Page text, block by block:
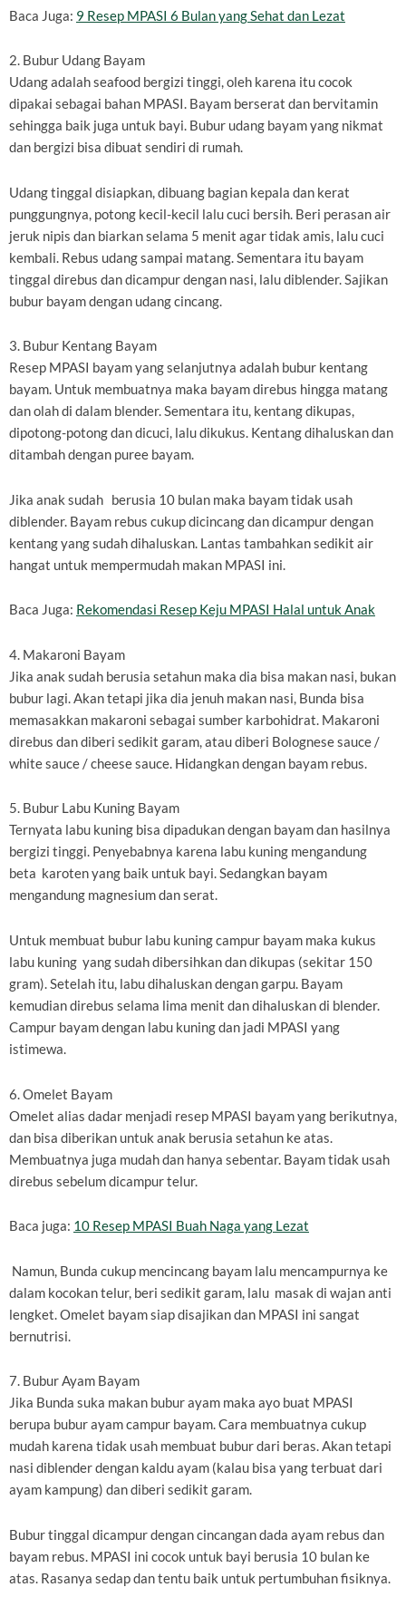
Baca Juga: 9 Resep MPASI 6 Bulan yang Sehat dan Lezat
2. Bubur Udang Bayam
Udang adalah seafood bergizi tinggi, oleh karena itu cocok
dipakai sebagai bahan MPASI. Bayam berserat dan bervitamin
sehingga baik juga untuk bayi. Bubur udang bayam yang nikmat
dan bergizi bisa dibuat sendiri di rumah.
Udang tinggal disiapkan, dibuang bagian kepala dan kerat
punggungnya, potong kecil-kecil lalu cuci bersih. Beri perasan air
jeruk nipis dan biarkan selama 5 menit agar tidak amis, lalu cuci
kembali. Rebus udang sampai matang. Sementara itu bayam
tinggal direbus dan dicampur dengan nasi, lalu diblender. Sajikan
bubur bayam dengan udang cincang.
3. Bubur Kentang Bayam
Resep MPASI bayam yang selanjutnya adalah bubur kentang
bayam. Untuk membuatnya maka bayam direbus hingga matang
dan olah di dalam blender. Sementara itu, kentang dikupas,
dipotong-potong dan dicuci, lalu dikukus. Kentang dihaluskan dan
ditambah dengan puree bayam.
Jika anak sudah berusia 10 bulan maka bayam tidak usah
diblender. Bayam rebus cukup dicincang dan dicampur dengan
kentang yang sudah dihaluskan. Lantas tambahkan sedikit air
hangat untuk mempermudah makan MPASI ini.
Baca Juga: Rekomendasi Resep Keju MPASI Halal untuk Anak
4. Makaroni Bayam
Jika anak sudah berusia setahun maka dia bisa makan nasi, bukan
bubur lagi. Akan tetapi jika dia jenuh makan nasi, Bunda bisa
memasakkan makaroni sebagai sumber karbohidrat. Makaroni
direbus dan diberi sedikit garam, atau diberi Bolognese sauce /
white sauce / cheese sauce. Hidangkan dengan bayam rebus.
5. Bubur Labu Kuning Bayam
Ternyata labu kuning bisa dipadukan dengan bayam dan hasilnya
bergizi tinggi. Penyebabnya karena labu kuning mengandung
beta karoten yang baik untuk bayi. Sedangkan bayam
mengandung magnesium dan serat.
Untuk membuat bubur labu kuning campur bayam maka kukus
labu kuning yang sudah dibersihkan dan dikupas (sekitar 150
gram). Setelah itu, labu dihaluskan dengan garpu. Bayam
kemudian direbus selama lima menit dan dihaluskan di blender.
Campur bayam dengan labu kuning dan jadi MPASI yang
istimewa.
6. Omelet Bayam
Omelet alias dadar menjadi resep MPASI bayam yang berikutnya,
dan bisa diberikan untuk anak berusia setahun ke atas.
Membuatnya juga mudah dan hanya sebentar. Bayam tidak usah
direbus sebelum dicampur telur.
Baca juga: 10 Resep MPASI Buah Naga yang Lezat
Namun, Bunda cukup mencincang bayam lalu mencampurnya ke
dalam kocokan telur, beri sedikit garam, lalu masak di wajan anti
lengket. Omelet bayam siap disajikan dan MPASI ini sangat
bernutrisi.
7. Bubur Ayam Bayam
Jika Bunda suka makan bubur ayam maka ayo buat MPASI
berupa bubur ayam campur bayam. Cara membuatnya cukup
mudah karena tidak usah membuat bubur dari beras. Akan tetapi
nasi diblender dengan kaldu ayam (kalau bisa yang terbuat dari
ayam kampung) dan diberi sedikit garam.
Bubur tinggal dicampur dengan cincangan dada ayam rebus dan
bayam rebus. MPASI ini cocok untuk bayi berusia 10 bulan ke
atas. Rasanya sedap dan tentu baik untuk pertumbuhan fisiknya.